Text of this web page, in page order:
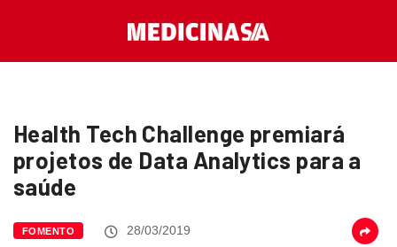
Health Tech Challenge premiará
projetos de Data Analytics para a
saúde
FOMENTO 28/03/2019